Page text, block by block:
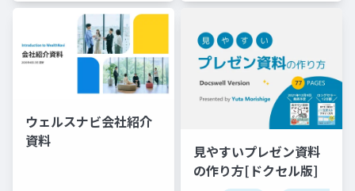
ウェルスナビ会社紹介
資料
見やすいプレゼン資料
の作り方[ドクセル版]